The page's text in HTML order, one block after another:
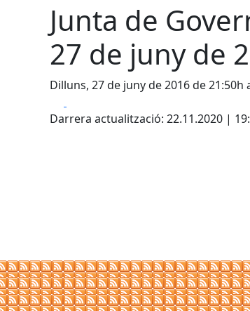
Junta de
27 de juny de
Dilluns, 27 de juny de 2016 de 21:50h
Darrera actualització: 22.11.2020 |